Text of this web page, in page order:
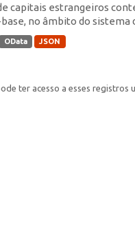
capitais estrangeiros
no âmbito do sistema
OData JSON
ter acesso a esses registros